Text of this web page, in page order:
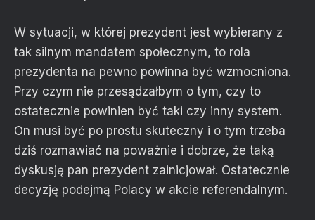
W sytuacji, w której prezydent jest wybierany z
tak silnym mandatem społecznym, to rola
prezydenta na pewno powinna być wzmocniona.
Przy czym nie przesądzałbym o tym, czy to
ostatecznie powinien być taki czy inny system.
On musi być po prostu skuteczny i o tym trzeba
dziś rozmawiać na poważnie i dobrze, że taką
dyskusję pan prezydent zainicjował. Ostatecznie
decyzję podejmą Polacy w akcie referendalnym.